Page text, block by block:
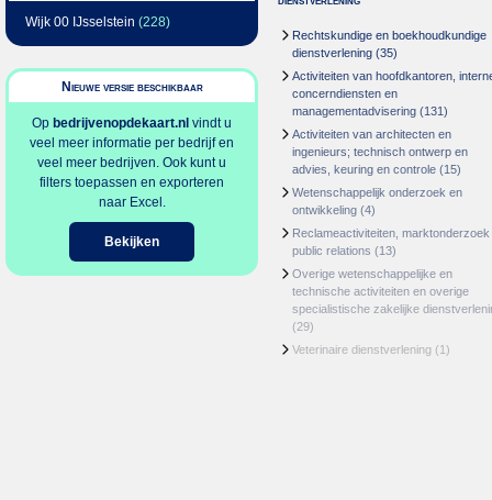
Wijk 00 IJsselstein (228)
Nieuwe versie beschikbaar
Op bedrijvenopdekaart.nl vindt u
veel meer informatie per bedrijf en
veel meer bedrijven. Ook kunt u
filters toepassen en exporteren
naar Excel.
Bekijken
Rechtskundige en boekhoudkundige
dienstverlening (35)
Activiteiten van hoofdkantoren,
concerndiensten en
managementadvisering (131)
Activiteiten van architecten en
ingenieurs; technisch ontwerp en
advies, keuring en controle (15)
Wetenschappelijk onderzoek en
ontwikkeling (4)
Reclameactiviteiten, marktonderzoek
public relations (13)
Overige wetenschappelijke en
technische activiteiten en overige
specialistische zakelijke
(29)
Veterinaire dienstverlening (1)